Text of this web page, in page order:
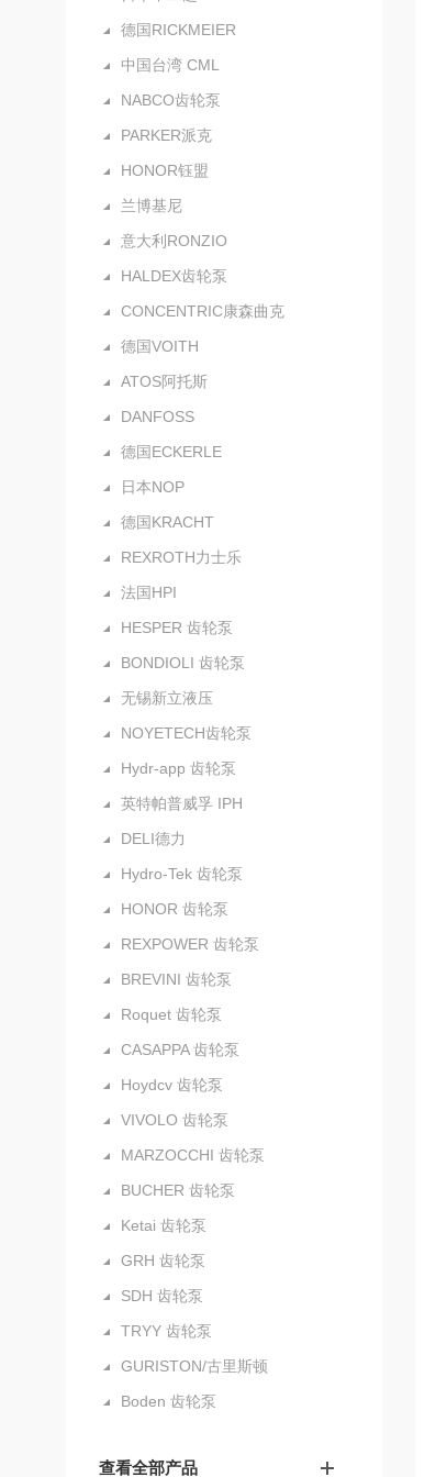
德国RICKMEIER
中国台湾 CML
NABCO齿轮泵
PARKER派克
HONOR钰盟
兰博基尼
意大利RONZIO
HALDEX齿轮泵
CONCENTRIC康森曲克
德国VOITH
ATOS阿托斯
DANFOSS
德国ECKERLE
日本NOP
德国KRACHT
REXROTH力士乐
法国HPI
HESPER 齿轮泵
BONDIOLI 齿轮泵
无锡新立液压
NOYETECH齿轮泵
Hydr-app 齿轮泵
英特帕普威孚 IPH
DELI德力
Hydro-Tek 齿轮泵
HONOR 齿轮泵
REXPOWER 齿轮泵
BREVINI 齿轮泵
Roquet 齿轮泵
CASAPPA 齿轮泵
Hoydcv 齿轮泵
VIVOLO 齿轮泵
MARZOCCHI 齿轮泵
BUCHER 齿轮泵
Ketai 齿轮泵
GRH 齿轮泵
SDH 齿轮泵
TRYY 齿轮泵
GURISTON/古里斯顿
Boden 齿轮泵
查看全部产品